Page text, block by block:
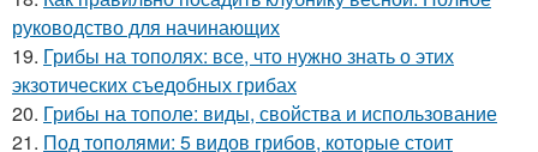
руководство для начинающих
19. Грибы на тополях: все, что нужно знать о этих
экзотических съедобных грибах
20. Грибы на тополе: виды, свойства и использование
21. Под тополями: 5 видов грибов, которые стоит